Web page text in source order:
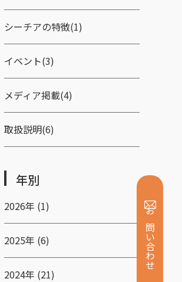
シーチアの特徴(1)
イベント(3)
メディア掲載(4)
取扱説明(6)
年別
2026年 (1)
2025年 (6)
2024年 (21)
お問い合わせ